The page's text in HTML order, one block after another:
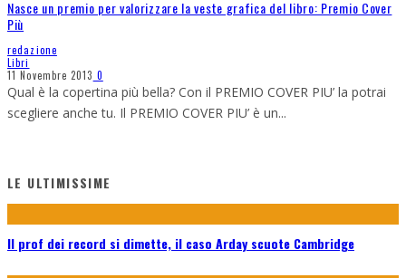
Nasce un premio per valorizzare la veste grafica del libro: Premio Cover
Più
redazione
Libri
11 Novembre 2013 0
Qual è la copertina più bella? Con il PREMIO COVER PIU’ la potrai
scegliere anche tu. Il PREMIO COVER PIU’ è un...
LE ULTIMISSIME
Il prof dei record si dimette, il caso Arday scuote Cambridge